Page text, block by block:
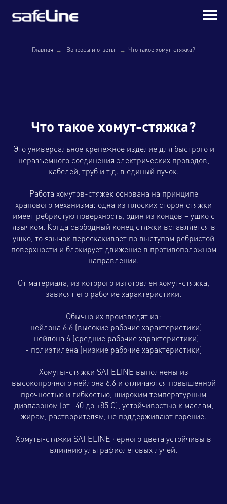
Главная → Вопросы и ответы → Что такое хомут-стяжка?
Что такое хомут-стяжка?
Это универсальное крепежное изделие для быстрого и
неразъемного соединения электрических проводов,
кабелей, труб и т.д. в единый пучок.
Работа хомутов-стяжек основана на принципе
храпового механизма: одна из плоских сторон стяжки
имеет ребристую поверхность, один из концов – ушко с
язычком. Когда свободный конец стяжки вставляется в
ушко, то язычок перескакивает по выступам ребристой
поверхности и блокирует движение в противоположном
направлении.
От материала, из которого изготовлен хомут-стяжка,
зависят его рабочие характеристики.
Обычно их производят из:
- нейлона 6.6 (высокие рабочие характеристики)
- нейлона 6 (средние рабочие характеристики)
- полиэтилена (низкие рабочие характеристики)
Хомуты-стяжки SAFELINE выполнены из
высокопрочного нейлона 6.6 и отличаются повышенной
прочностью и гибкостью, широким температурным
диапазоном (от -40 до +85 С), устойчивостью к маслам,
жирам, растворителям, не поддерживают горение.
Хомуты-стяжки SAFELINE черного цвета устойчивы в
влиянию ультрафиолетовых лучей.